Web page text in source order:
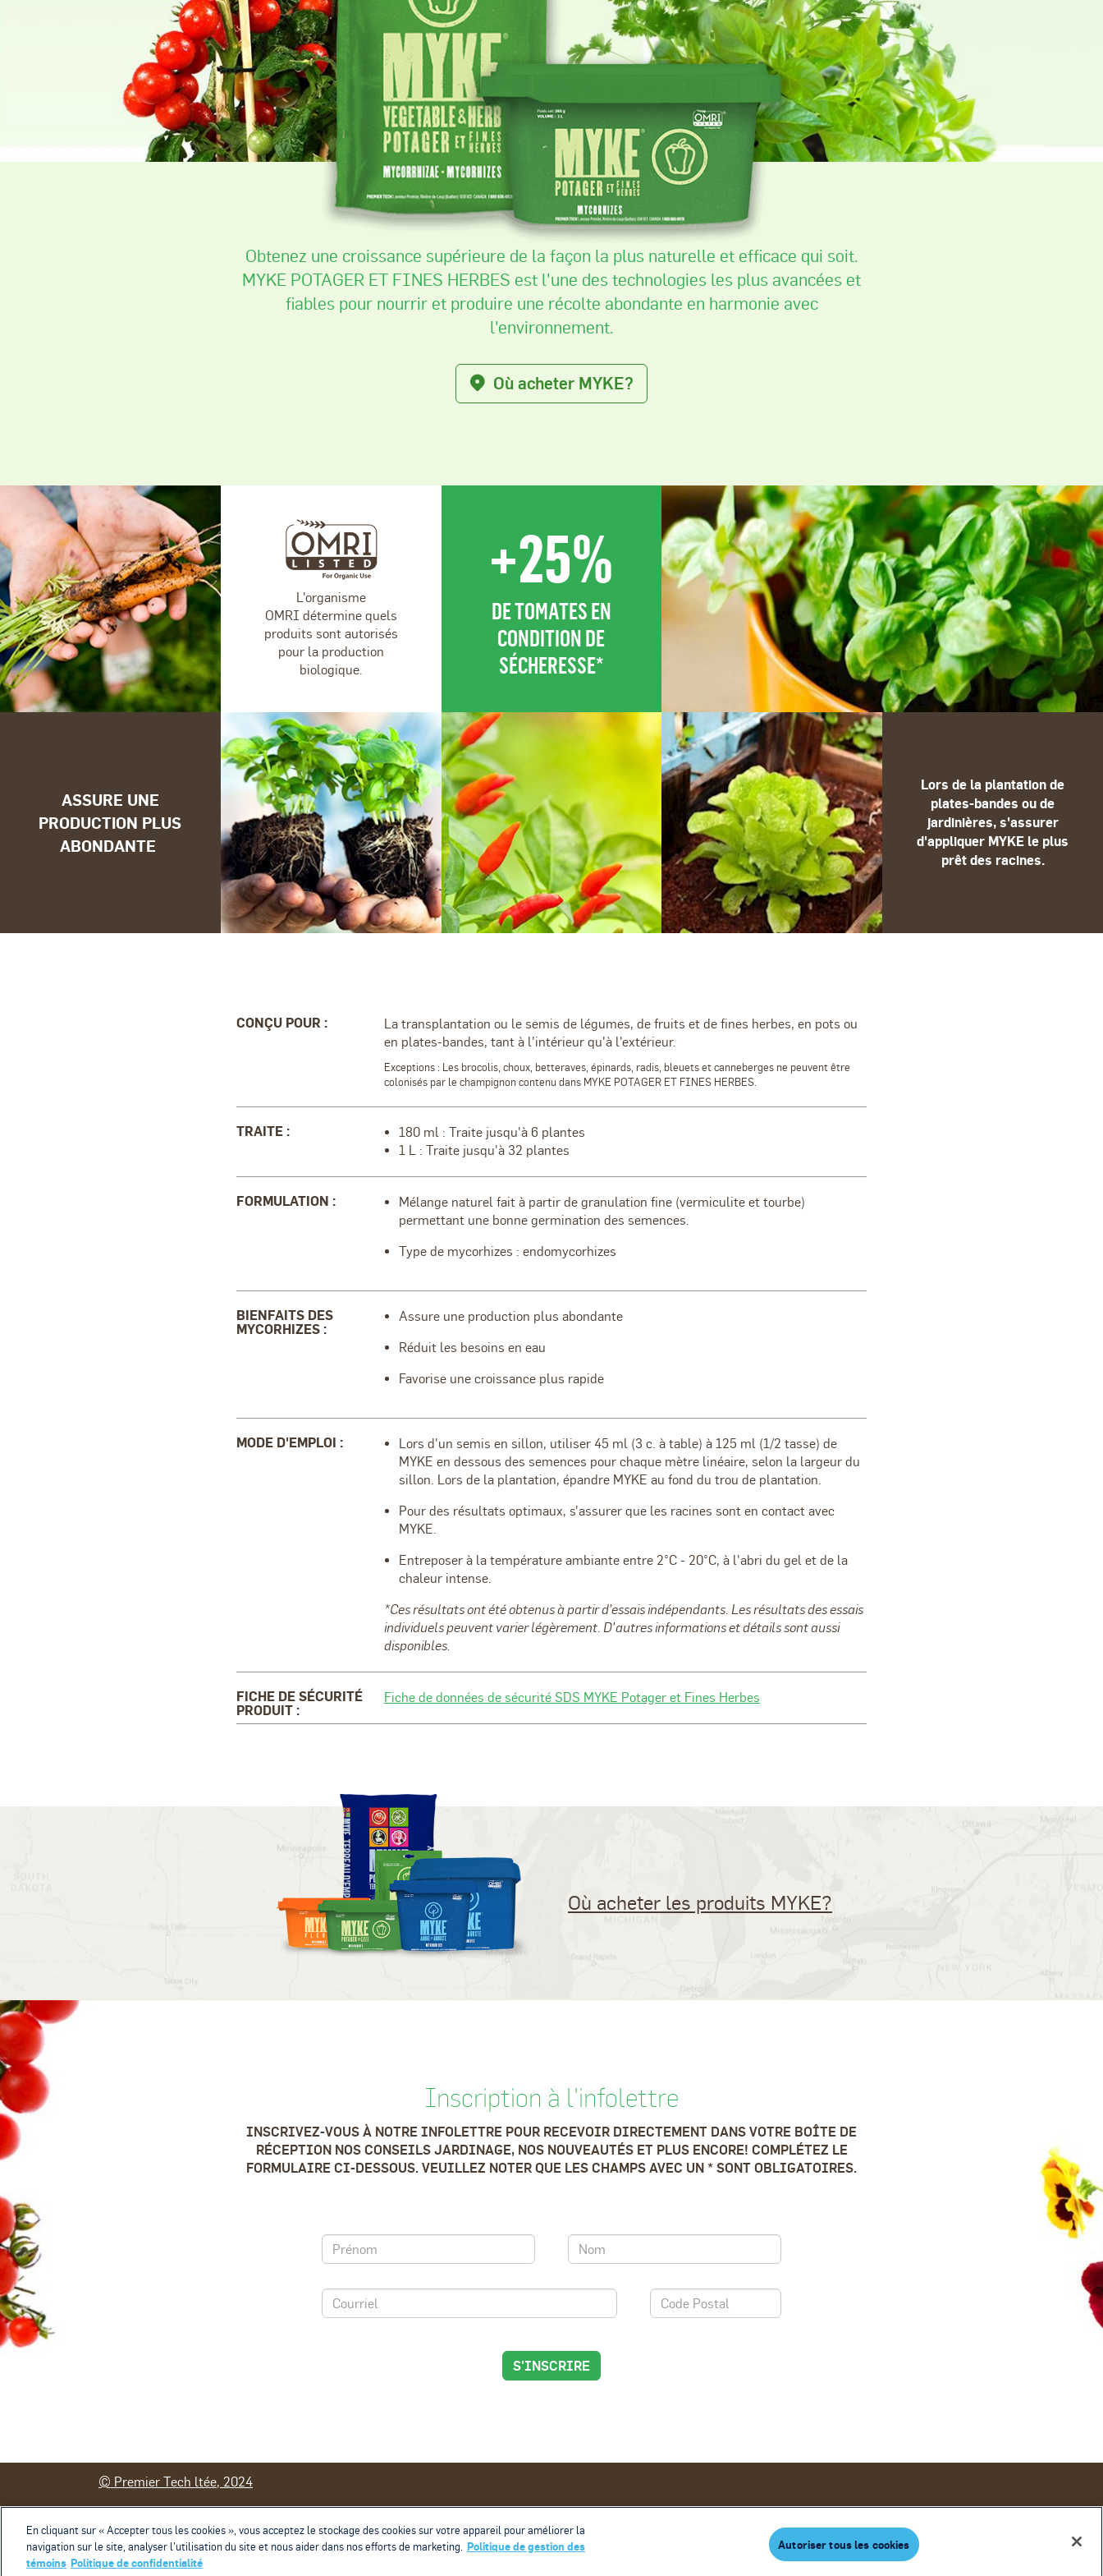
Obtenez une croissance supérieure de la façon la plus naturelle et efficace qui soit.
MYKE POTAGER ET FINES HERBES est l'une des technologies les plus avancées et
fiables pour nourrir et produire une récolte abondante en harmonie avec
l'environnement.
Où acheter MYKE?
L'organisme
OMRI détermine quels
produits sont autorisés
pour la production
biologique.
+25%
DE TOMATES EN
CONDITION DE
SÉCHERESSE*
ASSURE UNE
PRODUCTION PLUS
ABONDANTE
Lors de la plantation de
plates-bandes ou de
jardinières, s'assurer
d'appliquer MYKE le plus
prêt des racines.
CONÇU POUR :
La transplantation ou le semis de légumes, de fruits et de fines herbes, en pots ou
en plates-bandes, tant à l'intérieur qu'à l'extérieur.
Exceptions : Les brocolis, choux, betteraves, épinards, radis, bleuets et canneberges ne peuvent être
colonisés par le champignon contenu dans MYKE POTAGER ET FINES HERBES.
TRAITE :
180 ml : Traite jusqu'à 6 plantes
1 L : Traite jusqu'à 32 plantes
FORMULATION :
Mélange naturel fait à partir de granulation fine (vermiculite et tourbe)
permettant une bonne germination des semences.
Type de mycorhizes : endomycorhizes
BIENFAITS DES
MYCORHIZES :
Assure une production plus abondante
Réduit les besoins en eau
Favorise une croissance plus rapide
MODE D'EMPLOI :
Lors d'un semis en sillon, utiliser 45 ml (3 c. à table) à 125 ml (1/2 tasse) de
MYKE en dessous des semences pour chaque mètre linéaire, selon la largeur du
sillon. Lors de la plantation, épandre MYKE au fond du trou de plantation.
Pour des résultats optimaux, s'assurer que les racines sont en contact avec
MYKE.
Entreposer à la température ambiante entre 2°C - 20°C, à l'abri du gel et de la
chaleur intense.
*Ces résultats ont été obtenus à partir d’essais indépendants. Les résultats des essais
individuels peuvent varier légèrement. D’autres informations et détails sont aussi
disponibles.
FICHE DE SÉCURITÉ
PRODUIT :
Fiche de données de sécurité SDS MYKE Potager et Fines Herbes
Où acheter les produits MYKE?
Inscription à l'infolettre
INSCRIVEZ-VOUS À NOTRE INFOLETTRE POUR RECEVOIR DIRECTEMENT DANS VOTRE BOÎTE DE
RÉCEPTION NOS CONSEILS JARDINAGE, NOS NOUVEAUTÉS ET PLUS ENCORE! COMPLÉTEZ LE
FORMULAIRE CI-DESSOUS. VEUILLEZ NOTER QUE LES CHAMPS AVEC UN * SONT OBLIGATOIRES.
S'INSCRIRE
© Premier Tech ltée, 2024
En cliquant sur « Accepter tous les cookies », vous acceptez le stockage des cookies sur votre appareil pour améliorer la
navigation sur le site, analyser l’utilisation du site et nous aider dans nos efforts de marketing. Politique de gestion des
témoins Politique de confidentialité
Autoriser tous les cookies